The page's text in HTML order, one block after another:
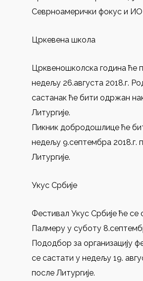
Севрноамерички фокус и
Цркевена школа
Црквеношколска година ће
недељу 26.августа 2018.г.
састанак ће бити одржан
Литургије.
Пикник добродошлице ће
недељу 9.септембра 2018.г.
Литургије.
Укус Србије
Фестивал Укус Србије ће
Палмеру у суботу
Пододбор за организацију
се састати у недељу 19.
после Литургије.